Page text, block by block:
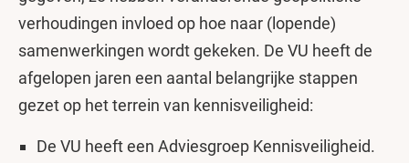
verhoudingen invloed op hoe naar (lopende)
samenwerkingen wordt gekeken. De VU heeft de
afgelopen jaren een aantal belangrijke stappen
gezet op het terrein van kennisveiligheid:
De VU heeft een Adviesgroep Kennisveiligheid.